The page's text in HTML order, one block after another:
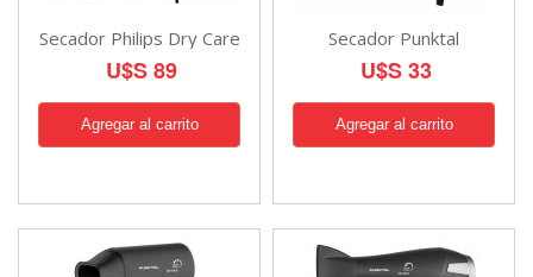
Secador Philips Dry Care
U$S 89
Secador Punktal
U$S 33